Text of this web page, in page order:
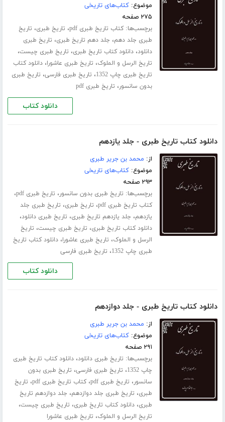
موضوع:کتاب‌های تاریخی
۲۷۵ صفحه
برچسب‌ها:کتاب تاریخ طبری pdf ، تاریخ طبری، تاریخ
طبری جلد ‌دهم، جلد دهم تاریخ طبری، تاریخ طبری
دانلود،دانلود کتاب تاریخ طبری، تاریخ طبری چیست،
تاریخ الرسل و الملوک، تاریخ طبری عاشورا،دانلود کتاب
تاریخ طبری چاپ 1352
، تاریخ طبری فارسی، تاریخ طبری
بدون سانسور، تاریخ طبری pdf
دانلود کتاب
دانلود کتاب تاریخ طبری - جلد یازدهم
از: محمد بن جریر طبری
موضوع:کتاب‌های تاریخی
۲۹۳ صفحه
برچسب‌ها: تاریخ طبری بدون سانسور، تاریخ طبری pdf ،
کتاب تاریخ طبری pdf ، تاریخ طبری، تاریخ طبری جلد
‌یازدهم، جلد یازدهم تاریخ طبری، تاریخ طبری دانلود،
دانلود کتاب تاریخ طبری، تاریخ طبری چیست، تاریخ
الرسل و الملوک، تاریخ طبری عاشورا،دانلود کتاب تاریخ
طبری چاپ 1352
، تاریخ طبری فارسی
دانلود کتاب
دانلود کتاب تاریخ طبری - جلد دوازدهم
از: محمد بن جریر طبری
موضوع:کتاب‌های تاریخی
۲۹۱ صفحه
برچسب‌ها: تاریخ طبری دانلود،دانلود کتاب تاریخ طبری
چاپ 1352
، تاریخ طبری فارسی، تاریخ طبری بدون
سانسور، تاریخ طبری pdf ،کتاب تاریخ طبری pdf ، تاریخ
طبری، تاریخ طبری جلد ‌دوازدهم، جلد دوازدهم تاریخ
طبری،دانلود کتاب تاریخ طبری، تاریخ طبری چیست،
تاریخ الرسل و الملوک، تاریخ طبری عاشورا